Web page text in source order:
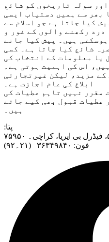
سولہ تاریخوں کو شائع
بھر سے ہمیں دستیاب ایسی
کیا جاتا ہے جو اسلام سے
درد رکھنے والوں کے غور و
ہیں۔ پیش کیا جانے
شائع کیا جاتا ہے۔ کسی
یا معلومات کے انتخاب کی
اس کی اہمیت ہوتی ہے۔
مزید، لیکن غیرتجارتی
ابلاغ کی عام اجازت ہے۔
مقرر نہیں تاہم عطیات کی
عطیات قبول بھی کیے جاتے
ہیں۔
:پتا
فون: ۳۶۳۴۹۸۴۰ (۲۱۔۹۲)